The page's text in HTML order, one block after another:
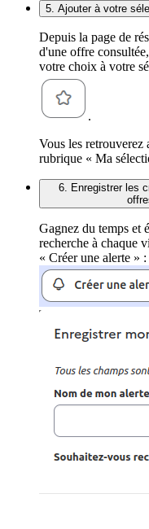
5. Ajouter à votre
Depuis la page de
d'une offre
votre choix à votre
.
Vous les retrouverez
rubrique « Ma
6. Enregistrer les
Gagnez du temps et
recherche à chaque
« Créer une alerte » :